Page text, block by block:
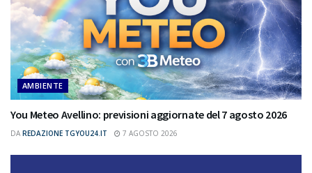
AMBIENTE
You Meteo Avellino: previsioni aggiornate del 7 agosto 2026
DA REDAZIONE TGYOU24.IT 7 AGOSTO 2026